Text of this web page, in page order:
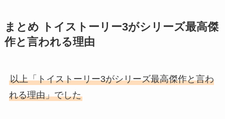
まとめ トイストーリー3がシリーズ最高傑
作と言われる理由
以上「トイストーリー3がシリーズ最高傑作と言わ
れる理由」でした